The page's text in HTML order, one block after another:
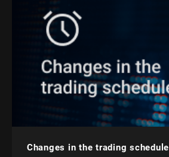
Changes in the trading schedule